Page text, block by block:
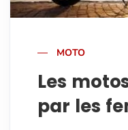
MOTO
Les
par les